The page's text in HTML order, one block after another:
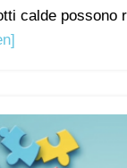
calde possono